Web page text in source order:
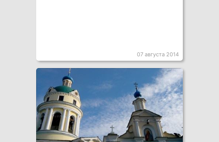
07 августа 2014